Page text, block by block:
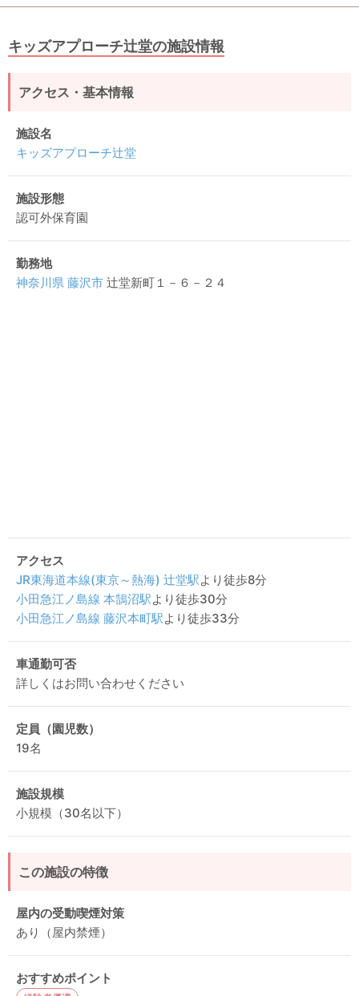
キッズアプローチ辻堂の施設情報
アクセス・基本情報
施設名
キッズアプローチ辻堂
施設形態
認可外保育園
勤務地
神奈川県 藤沢市 辻堂新町１－６－２４
アクセス
JR東海道本線(東京～熱海) 辻堂駅より徒歩8分
小田急江ノ島線 本鵠沼駅より徒歩30分
小田急江ノ島線 藤沢本町駅より徒歩33分
車通勤可否
詳しくはお問い合わせください
定員（園児数）
19名
施設規模
小規模（30名以下）
この施設の特徴
屋内の受動喫煙対策
あり（屋内禁煙）
おすすめポイント